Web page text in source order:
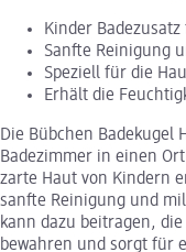
Kinder
Sanfte Reinigung
Speziell für die
Erhält die
Die Bübchen Badekugel
Badezimmer in einen
zarte Haut von Kindern
sanfte Reinigung und
kann dazu beitragen,
bewahren und sorgt für